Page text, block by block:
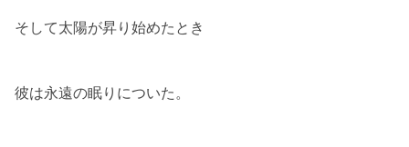
そして太陽が昇り始めたとき
彼は永遠の眠りについた。